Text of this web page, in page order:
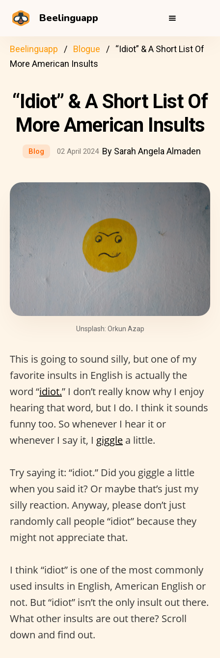
Beelinguapp
Beelinguapp Blogue
“Idiot” & A Short List Of
More American Insults
“Idiot” & A Short List Of
More American Insults
Blog 02 April 2024 By Sarah Angela Almaden
Unsplash: Orkun Azap
This is going to sound silly, but one of my
favorite insults in English is actually the
word “idiot.” I don’t really know why I enjoy
hearing that word, but I do. I think it sounds
funny too. So whenever I hear it or
whenever I say it, I giggle a little.
Try saying it: “idiot.” Did you giggle a little
when you said it? Or maybe that’s just my
silly reaction. Anyway, please don’t just
randomly call people “idiot” because they
might not appreciate that.
I think “idiot” is one of the most commonly
used insults in English, American English or
not. But “idiot” isn’t the only insult out there.
What other insults are out there? Scroll
down and find out.